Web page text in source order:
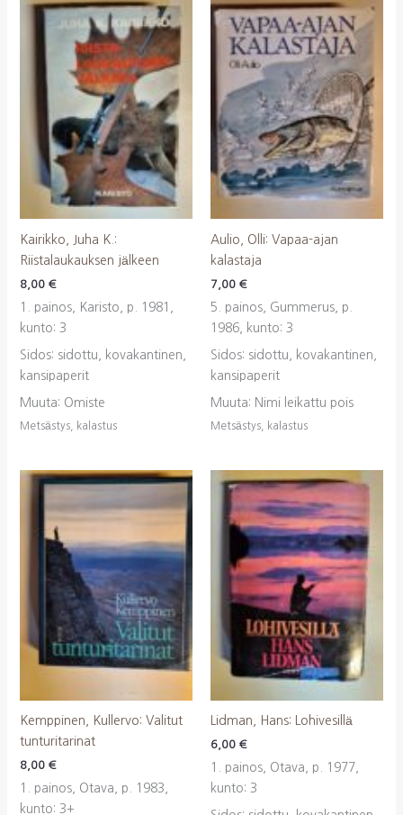
Kairikko, Juha K.:
Riistalaukauksen jälkeen
8,00 €
1. painos, Karisto, p. 1981,
kunto: 3
Sidos: sidottu, kovakantinen,
kansipaperit
Muuta: Omiste
Metsästys, kalastus
Aulio, Olli: Vapaa-ajan
kalastaja
7,00 €
5. painos, Gummerus, p.
1986, kunto: 3
Sidos: sidottu, kovakantinen,
kansipaperit
Muuta: Nimi leikattu pois
Metsästys, kalastus
Kemppinen, Kullervo: Valitut
tunturitarinat
8,00 €
1. painos, Otava, p. 1983,
kunto: 3+
Lidman, Hans: Lohivesillä
6,00 €
1. painos, Otava, p. 1977,
kunto: 3